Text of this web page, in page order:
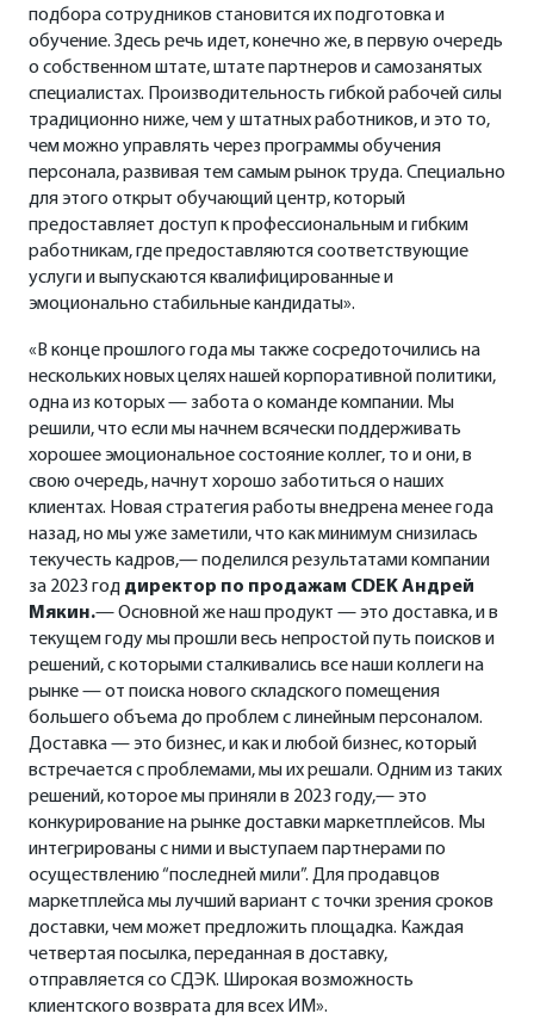
подбора сотрудников становится их подготовка и
обучение. Здесь речь идет, конечно же, в первую очередь
о собственном штате, штате партнеров и самозанятых
специалистах. Производительность гибкой рабочей силы
традиционно ниже, чем у штатных работников, и это то,
чем можно управлять через программы обучения
персонала, развивая тем самым рынок труда. Специально
для этого открыт обучающий центр, который
предоставляет доступ к профессиональным и гибким
работникам, где предоставляются соответствующие
услуги и выпускаются квалифицированные и
эмоционально стабильные кандидаты».
«В конце прошлого года мы также сосредоточились на
нескольких новых целях нашей корпоративной политики,
одна из которых — забота о команде компании. Мы
решили, что если мы начнем всячески поддерживать
хорошее эмоциональное состояние коллег, то и они, в
свою очередь, начнут хорошо заботиться о наших
клиентах. Новая стратегия работы внедрена менее года
назад, но мы уже заметили, что как минимум снизилась
текучесть кадров,— поделился результатами компании
за 2023 год директор по продажам CDEK Андрей
Мякин.— Основной же наш продукт — это доставка, и в
текущем году мы прошли весь непростой путь поисков и
решений, с которыми сталкивались все наши коллеги на
рынке — от поиска нового складского помещения
большего объема до проблем с линейным персоналом.
Доставка — это бизнес, и как и любой бизнес, который
встречается с проблемами, мы их решали. Одним из таких
решений, которое мы приняли в 2023 году,— это
конкурирование на рынке доставки маркетплейсов. Мы
интегрированы с ними и выступаем партнерами по
осуществлению “последней мили”. Для продавцов
маркетплейса мы лучший вариант с точки зрения сроков
доставки, чем может предложить площадка. Каждая
четвертая посылка, переданная в доставку,
отправляется со СДЭК. Широкая возможность
клиентского возврата для всех ИМ».